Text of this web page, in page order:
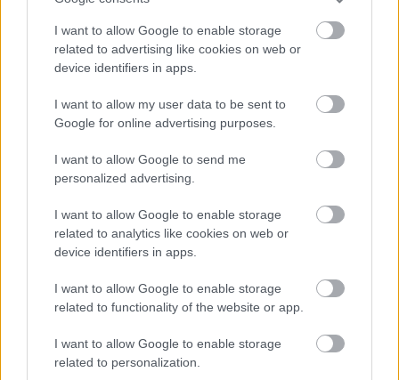
I want to allow Google to enable storage
related to advertising like cookies on web or
device identifiers in apps.
I want to allow my user data to be sent to
Google for online advertising purposes.
I want to allow Google to send me
personalized advertising.
I want to allow Google to enable storage
related to analytics like cookies on web or
device identifiers in apps.
I want to allow Google to enable storage
related to functionality of the website or app.
I want to allow Google to enable storage
related to personalization.
#pes 2010 #pes #pro evo #foci
#sport
Platformok: PC PlayStation 2
The Old Republic - Zárt béta